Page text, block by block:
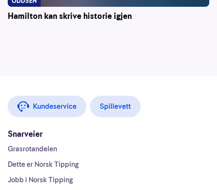
Hamilton kan skrive historie igjen
Kundeservice Spillevett
Snarveier
Grasrotandelen
Dette er Norsk Tipping
Jobb i Norsk Tipping